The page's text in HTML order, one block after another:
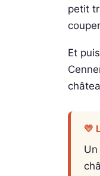
petit
Et
💛